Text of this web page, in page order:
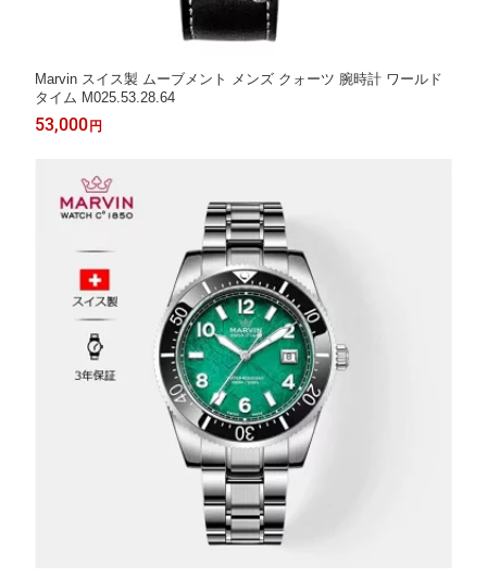
Marvin スイス製 ムーブメント メンズ クォーツ 腕時計 ワールド
タイム M025.53.28.64
53,000 円